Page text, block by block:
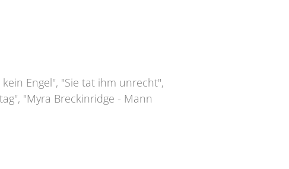
Engel", "Sie tat ihm unrecht",
"Myra Breckinridge - Mann